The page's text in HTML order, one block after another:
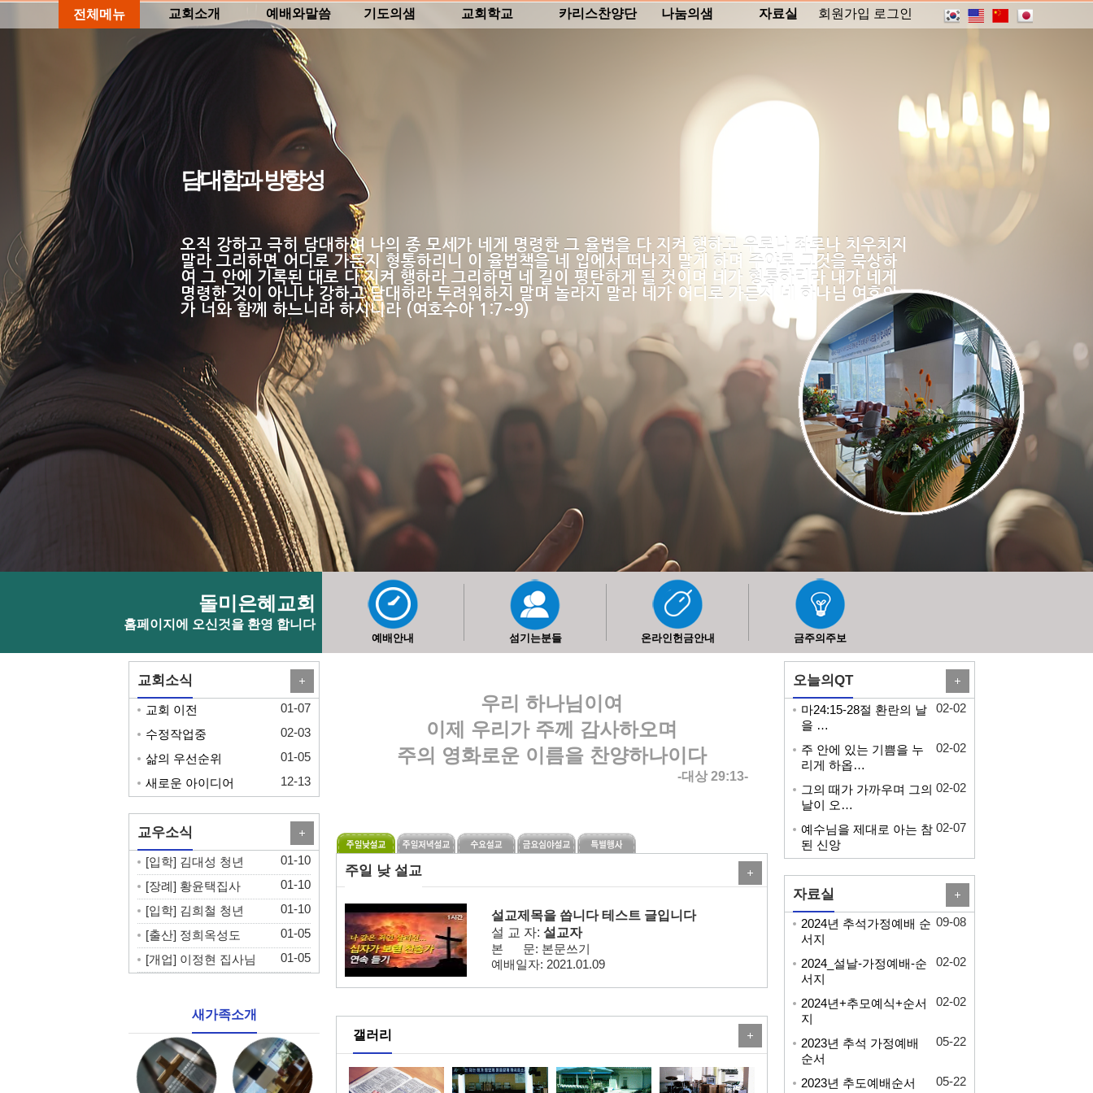
담대함과 방향성
오직 강하고 극히 담대하여 나의 종 모세가 네게 명령한 그 율법을 다 지켜 행하고 우로나 좌로나 치우치지
말라 그리하면 어디로 가든지 형통하리니 이 율법책을 네 입에서 떠나지 말게 하며 주야로 그것을 묵상하
여 그 안에 기록된 대로 다 지켜 행하라 그리하면 네 길이 평탄하게 될 것이며 네가 형통하리라 내가 네게
명령한 것이 아니냐 강하고 담대하라 두려워하지 말며 놀라지 말라 네가 어디로 가든지 네 하나님 여호와
가 너와 함께 하느니라 하시니라 (여호수아 1:7~9)
돌미은혜교회
홈페이지에 오신것을 환영 합니다
예배안내 섬기는분들 온라인헌금안내 금주의주보
교회소식
교회 이전
01-07
수정작업중
02-03
삶의 우선순위
01-05
새로운 아이디어
12-13
교우소식
[입학] 김대성 청년
01-10
[장례] 황윤택집사
01-10
[입학] 김희철 청년
01-10
[출산] 정희옥성도
01-05
[개업] 이정현 집사님 01-05
새가족소개
우리 하나님이여
이제 우리가 주께 감사하오며
주의 영화로운 이름을 찬양하나이다
-대상 29:13-
주일 낮 설교
설교제목을 씁니다 테스트 글입니다
설 교 자: 설교자
본 문: 본문쓰기
예배일자: 2021.01.09
갤러리
오늘의QT
마24:15-28절 환란의 날
을 …
02-02
주 안에 있는 기쁨을 누
리게 하옵…
02-02
그의 때가 가까우며 그의
날이 오…
02-02
예수님을 제대로 아는 참
된 신앙
02-07
자료실
2024년 추석가정예배 순
서지
09-08
2024_설날-가정예배-순
서지
02-02
2024년+추모예식+순서
지
02-02
2023년 추석 가정예배
순서
05-22
2023년 추도예배순서 05-22
전체메뉴 교회소개 예배와말씀 기도의샘 교회학교 카리스찬양단 나눔의샘 자료실 회원가입 로그인